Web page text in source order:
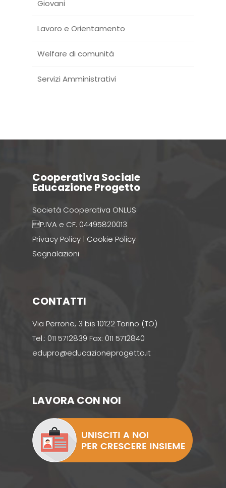
Giovani
Lavoro e Orientamento
Welfare di comunità
Servizi Amministrativi
Cooperativa Sociale
Educazione Progetto
Società Cooperativa ONLUS
P.IVA e CF. 04495820013
Privacy Policy | Cookie Policy
Segnalazioni
CONTATTI
Via Perrone, 3 bis 10122 Torino (TO)
Tel.: 011 5712839 Fax: 011 5712840
edupro@educazioneprogetto.it
LAVORA CON NOI